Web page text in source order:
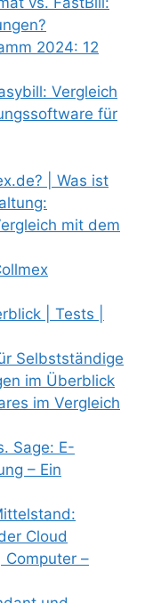
2024: 12
Vergleich
für
| Was ist
mit dem
| Tests |
Selbstständige
im Überblick
im Vergleich
Sage: E-
– Ein
Cloud
Computer –